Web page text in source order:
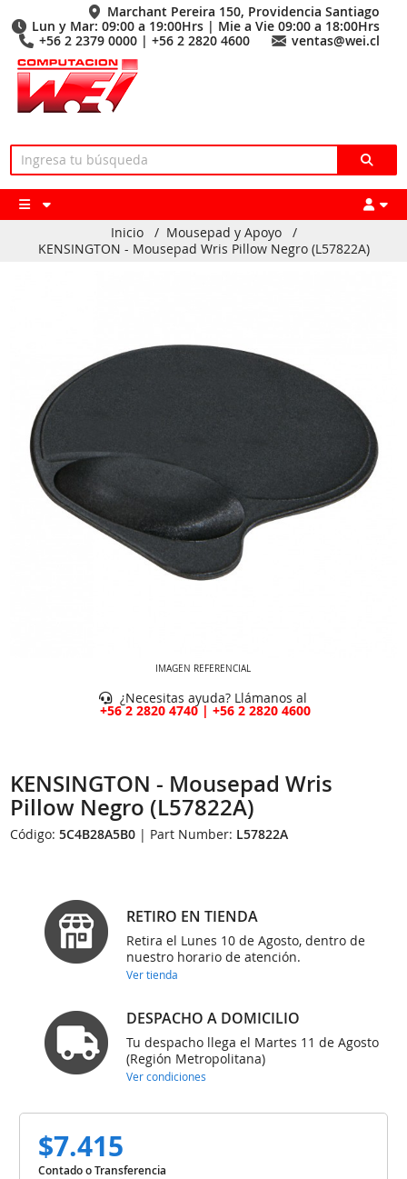
Marchant Pereira 150, Providencia Santiago
Lun y Mar: 09:00 a 19:00Hrs | Mie a Vie 09:00 a 18:00Hrs
+56 2 2379 0000 | +56 2 2820 4600
ventas@wei.cl
Inicio / Mousepad y Apoyo
/
KENSINGTON - Mousepad Wris Pillow Negro (L57822A)
IMAGEN REFERENCIAL
¿Necesitas ayuda? Llámanos al
+56 2 2820 4740 | +56 2 2820 4600
KENSINGTON - Mousepad Wris
Pillow Negro (L57822A)
Código:5C4B28A5B0 | Part Number: L57822A
RETIRO EN TIENDA
Retira el Lunes 10 de Agosto, dentro de
nuestro horario de atención.
Ver tienda
DESPACHO A DOMICILIO
Tu despacho llega el Martes 11 de Agosto
(Región Metropolitana)
Ver condiciones
$7.415
Contado o Transferencia